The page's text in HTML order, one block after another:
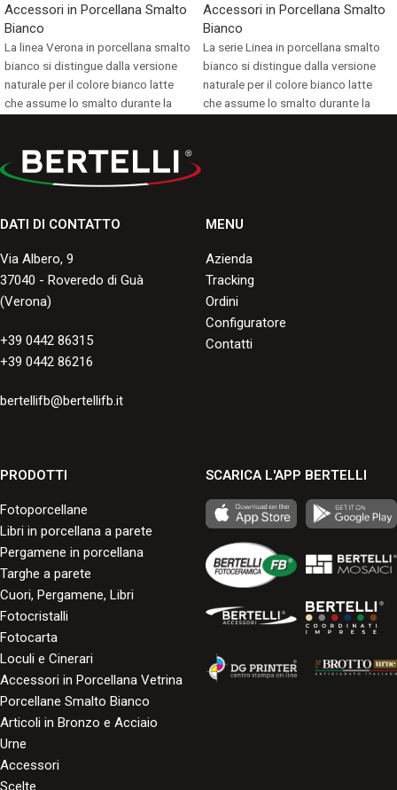
Accessori in Porcellana Smalto
Bianco
La linea Verona in porcellana smalto
bianco si distingue dalla versione
naturale per il colore bianco latte
che assume lo smalto durante la
Consulta i formati disponibili.
Accessori in Porcellana Smalto
Bianco
La serie Linea in porcellana smalto
bianco si distingue dalla versione
naturale per il colore bianco latte
che assume lo smalto durante la
DATI DI CONTATTO
Via Albero, 9
37040 - Roveredo di Guà
(Verona)
+39 0442 86315
+39 0442 86216
bertellifb@bertellifb.it
MENU
Azienda
Tracking
Ordini
Configuratore
Contatti
PRODOTTI
Fotoporcellane
Libri in porcellana a parete
Pergamene in porcellana
Targhe a parete
Cuori, Pergamene, Libri
Fotocristalli
Fotocarta
Loculi e Cinerari
Accessori in Porcellana Vetrina
Porcellane Smalto Bianco
Articoli in Bronzo e Acciaio
Urne
Accessori
Scelte
SCARICA L'APP BERTELLI